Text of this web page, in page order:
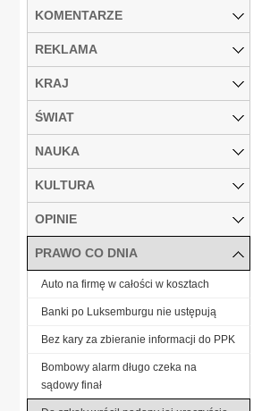
KOMENTARZE
REKLAMA
KRAJ
ŚWIAT
NAUKA
KULTURA
OPINIE
PRAWO CO DNIA
Auto na firmę w całości w kosztach
Banki po Luksemburgu nie ustępują
Bez kary za zbieranie informacji do PPK
Bombowy alarm długo czeka na
sądowy finał